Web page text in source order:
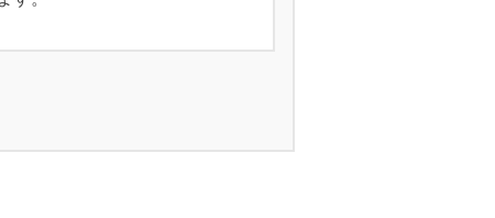
その利用目的の範囲を超